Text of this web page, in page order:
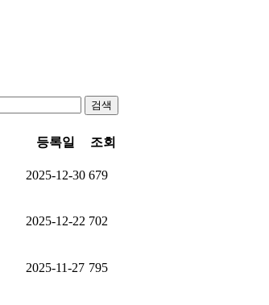
검색
등록일 조회
2025-12-30 679
2025-12-22 702
2025-11-27 795